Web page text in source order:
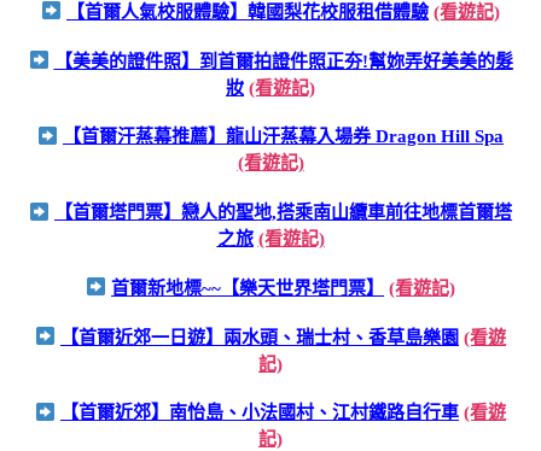
【首爾人氣校服體驗】韓國梨花校服租借體驗 (看遊記)
【美美的證件照】到首爾拍證件照正夯!幫妳弄好美美的髮
妝 (看遊記)
【首爾汗蒸幕推薦】龍山汗蒸幕入場券 Dragon Hill Spa
(看遊記)
【首爾塔門票】戀人的聖地,搭乘南山纜車前往地標首爾塔
之旅 (看遊記)
首爾新地標~~【樂天世界塔門票】 (看遊記)
【首爾近郊一日遊】兩水頭、瑞士村、香草島樂園 (看遊
記)
【首爾近郊】南怡島、小法國村、江村鐵路自行車 (看遊
記)